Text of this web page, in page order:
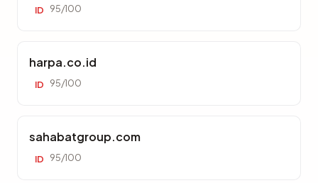
ID 95/100
harpa.co.id
ID 95/100
sahabatgroup.com
ID 95/100